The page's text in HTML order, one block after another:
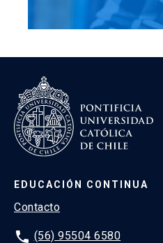
EDUCACIÓN CONTINUA
Contacto
phone (56) 95504 6580